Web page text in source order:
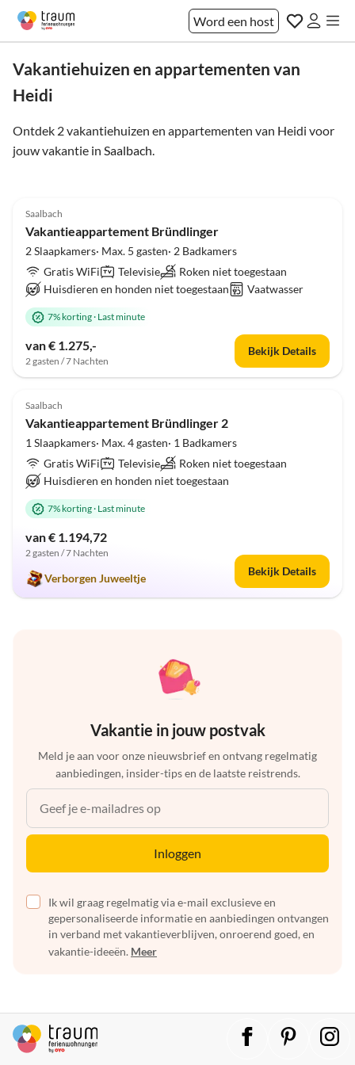
Word een host
Vakantiehuizen en appartementen van
Heidi
Ontdek 2 vakantiehuizen en appartementen van Heidi voor
jouw vakantie in Saalbach.
Saalbach
Vakantieappartement Bründlinger
2 Slaapkamers· Max. 5 gasten· 2 Badkamers
Gratis WiFi
Televisie
Roken niet toegestaan
Huisdieren en honden niet toegestaan
Vaatwasser
7% korting· Last minute
van € 1.275,-
2 gasten / 7 Nachten
Bekijk Details
Top-
Advertentie
5.0 (1)
Saalbach
Vakantieappartement Bründlinger 2
1 Slaapkamers· Max. 4 gasten· 1 Badkamers
Gratis WiFi
Televisie
Roken niet toegestaan
Huisdieren en honden niet toegestaan
7% korting· Last minute
van € 1.194,72
2 gasten / 7 Nachten
Verborgen Juweeltje
Bekijk Details
Vakantie in jouw postvak
Meld je aan voor onze nieuwsbrief en ontvang regelmatig
aanbiedingen, insider-tips en de laatste reistrends.
Inloggen
Ik wil graag regelmatig via e-mail exclusieve en
gepersonaliseerde informatie en aanbiedingen ontvangen
in verband met vakantieverblijven, onroerend goed, en
vakantie-ideeën. Meer